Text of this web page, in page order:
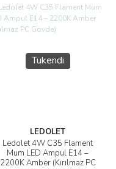
Tükendi
LEDOLET
Ledolet 4W C35 Flament
Mum LED Ampul E14 –
2200K Amber (Kırılmaz PC